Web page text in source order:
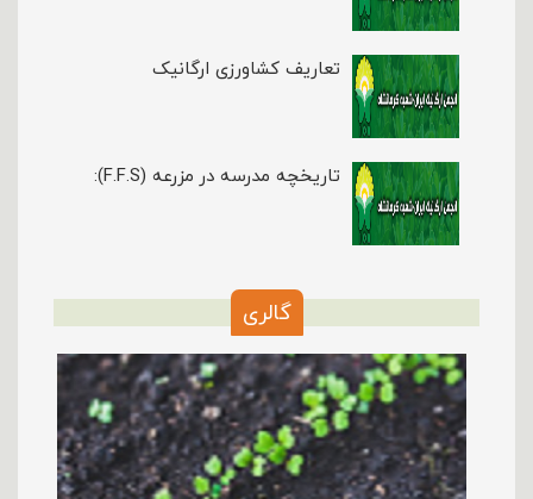
تعاریف کشاورزی ارگانیک
تاریخچه مدرسه در مزرعه (F.F.S):
گالری